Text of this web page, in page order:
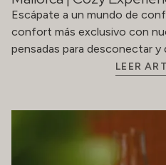
Escápate a un mundo de
confort más exclusivo con
pensadas para desconectar y
LEER